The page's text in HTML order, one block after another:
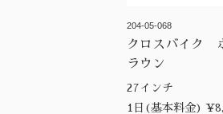
204-05-068
クロスバイク
ラウン
27インチ
1日(基本料金)